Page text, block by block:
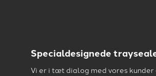
Specialdesignede
Vi er i tæt dialog med vores kunder